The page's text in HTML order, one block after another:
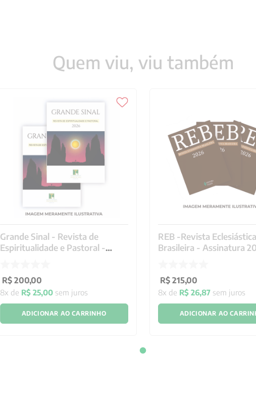
Quem viu, viu também
Grande Sinal - Revista de
Espiritualidade e Pastoral -
R$ 200,00
8x de R$ 25,00sem juros
ADICIONAR AO CARRINHO
REB -Revista Eclesiástica
Brasileira - Assinatura
R$ 215,00
8x de R$ 26,87sem juros
ADICIONAR AO